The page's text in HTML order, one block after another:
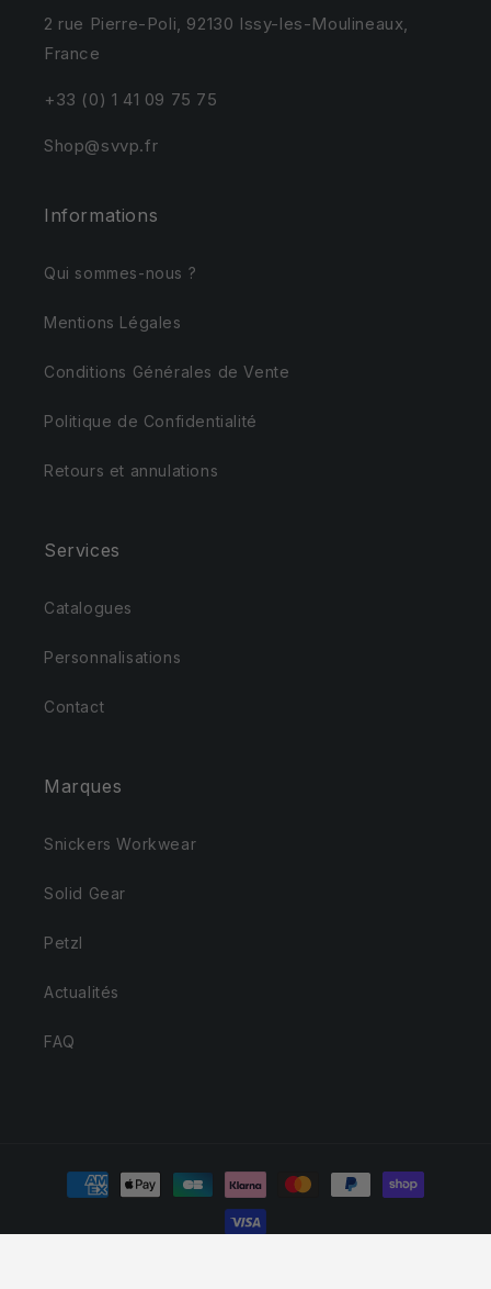
2 rue Pierre-Poli, 92130 Issy-les-Moulineaux,
France
+33 (0) 1 41 09 75 75
Shop@svvp.fr
Informations
Qui sommes-nous ?
Mentions Légales
Conditions Générales de Vente
Politique de Confidentialité
Retours et annulations
Services
Catalogues
Personnalisations
Contact
Marques
Snickers Workwear
Solid Gear
Petzl
Actualités
FAQ
Moyens
paiement